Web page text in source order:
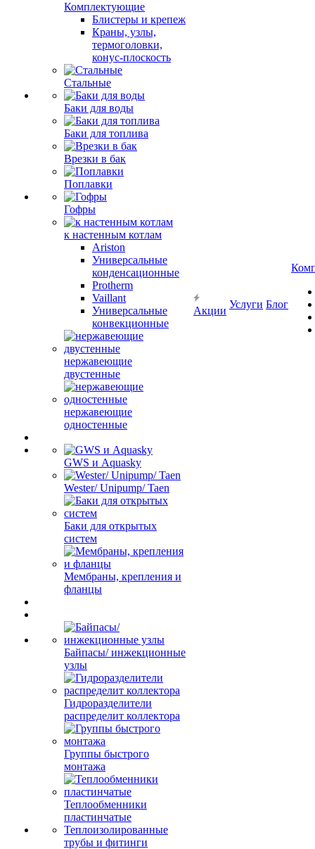
Комплектующие
Блистеры и крепеж
Краны, узлы,
термоголовки,
конус-плоскость
Стальные
Баки для воды
Баки для топлива
Врезки в бак
Поплавки
Гофры
к настенным котлам
Ariston
Универсальные
конденсационные
Protherm
Vaillant
Универсальные
конвекционные
нержавеющие
двустенные
нержавеющие
одностенные
GWS и Aquasky
Wester/ Unipump/ Taen
Баки для открытых
систем
Мембраны, крепления и
фланцы
Байпасы/ инжекционные
узлы
Гидроразделители
распределит коллектора
Группы быстрого
монтажа
Теплообменники
пластинчатые
Теплоизолированные
трубы и фитинги
Акции
Услуги Блог